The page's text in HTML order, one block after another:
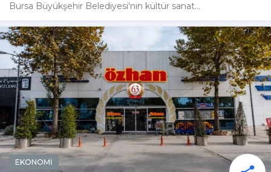
Bursa Büyükşehir Belediyesi'nin kültür sanat...
EKONOMİ